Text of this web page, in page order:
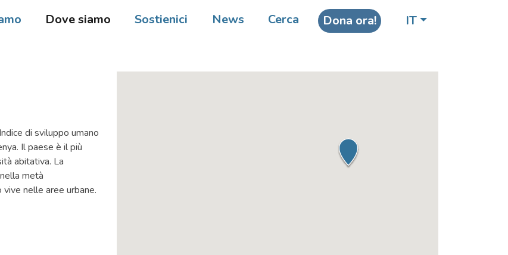
Dove siamo Sostienici News Cerca Dona ora! IT
di sviluppo umano
Il paese è il più
abitativa. La
metà
nelle aree urbane.